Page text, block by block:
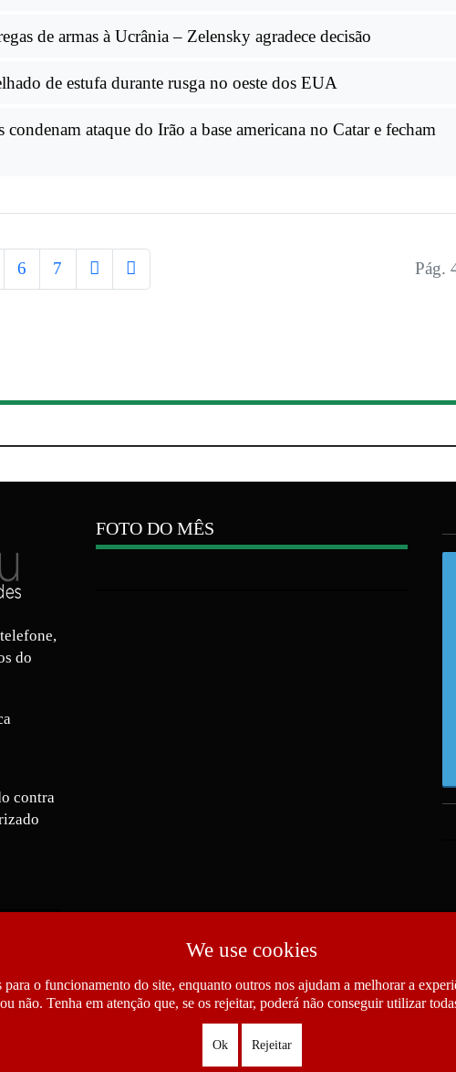
de armas à Ucrânia – Zelensky agradece decisão
de estufa durante rusga no oeste dos EUA
ataque do Irão a base americana no Catar e fecham
6 7 Pág.
do
contra
FOTO DO MÊS
We use cookies
o funcionamento do site, enquanto outros nos ajudam a melhorar a
não. Tenha em atenção que, se os rejeitar, poderá não conseguir utilizar
Ok Rejeitar